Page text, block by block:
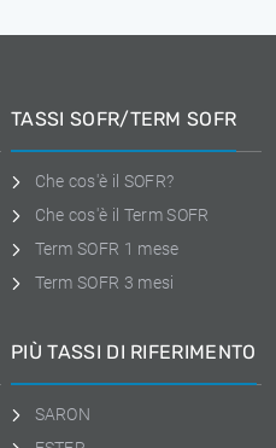
TASSI SOFR/TERM SOFR
Che cos'è il SOFR?
Che cos'è il Term SOFR
Term SOFR 1 mese
Term SOFR 3 mesi
PIÙ TASSI DI RIFERIMENTO
SARON